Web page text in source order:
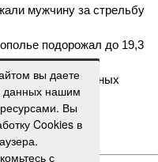
мужчину за стрельбу
подорожал до 19,3
тысячи земельных
вы даете
данных нашим
Вы
Cookies в
с